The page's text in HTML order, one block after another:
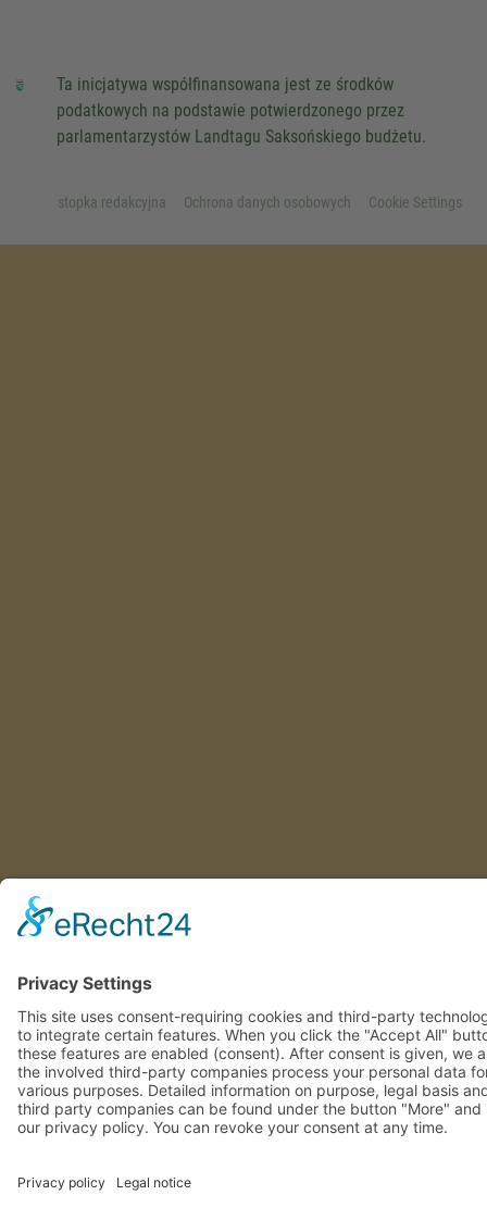
Ta inicjatywa współfinansowana jest ze środków
podatkowych na podstawie potwierdzonego przez
parlamentarzystów Landtagu Saksońskiego budżetu.
stopka redakcyjna Ochrona danych osobowych Cookie Settings
This site uses consent-requiring cookies and third-party
technologies to integrate certain features. When you click the
"Accept All" button, these features are enabled (consent). After
consent is given, we and the involved third-party companies
process your personal data for various purposes. Detailed
be found under the button "More" and in our privacy policy. You